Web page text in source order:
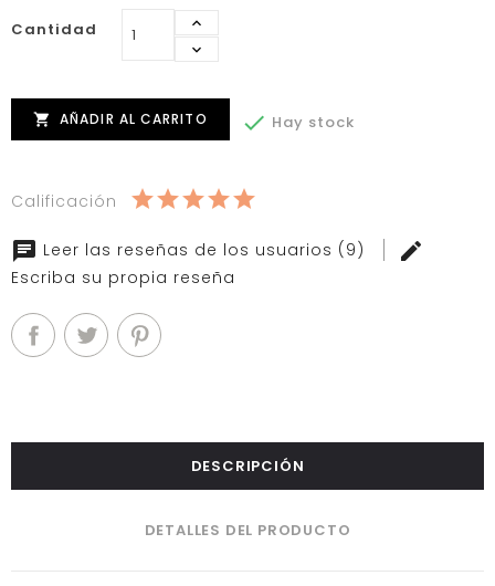
Cantidad
 AÑADIR AL CARRITO  Hay stock
Calificación
Leer las reseñas de los usuarios (9)
Escriba su propia reseña
DESCRIPCIÓN
DETALLES DEL PRODUCTO